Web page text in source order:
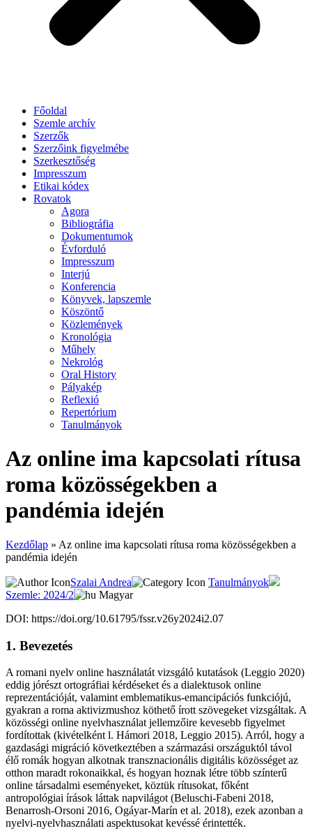
Főoldal
Szemle archív
Szerzők
Szerzőink figyelmébe
Szerkesztőség
Impresszum
Etikai kódex
Rovatok
Agora
Bibliográfia
Dokumentumok
Évforduló
Impresszum
Interjú
Konferencia
Könyvek, lapszemle
Köszöntő
Közlemények
Kronológia
Műhely
Nekrológ
Oral History
Pályakép
Reflexió
Repertórium
Tanulmányok
Az online ima kapcsolati rítusa
roma közösségekben a
pandémia idején
Kezdőlap » Az online ima kapcsolati rítusa roma közösségekben a
pandémia idején
Szalai Andrea
Tanulmányok
Szemle: 2024/2
Magyar
DOI: https://doi.org/10.61795/fssr.v26y2024i2.07
1. Bevezetés
A romani nyelv online használatát vizsgáló kutatások (Leggio 2020)
eddig jórészt ortográfiai kérdéseket és a dialektusok online
reprezentációját, valamint emblematikus-emancipációs funkciójú,
gyakran a roma aktivizmushoz köthető írott szövegeket vizsgáltak. A
közösségi online nyelvhasználat jellemzőire kevesebb figyelmet
fordítottak (kivételként l. Hámori 2018, Leggio 2015). Arról, hogy a
gazdasági migráció következtében a származási országuktól távol
élő romák hogyan alkotnak transznacionális digitális közösséget az
otthon maradt rokonaikkal, és hogyan hoznak létre több színterű
online társadalmi eseményeket, köztük rítusokat, főként
antropológiai írások láttak napvilágot (Beluschi-Fabeni 2018,
Benarrosh-Orsoni 2016, Ogáyar-Marín et al. 2018), ezek azonban a
nyelvi-nyelvhasználati aspektusokat kevéssé érintették.